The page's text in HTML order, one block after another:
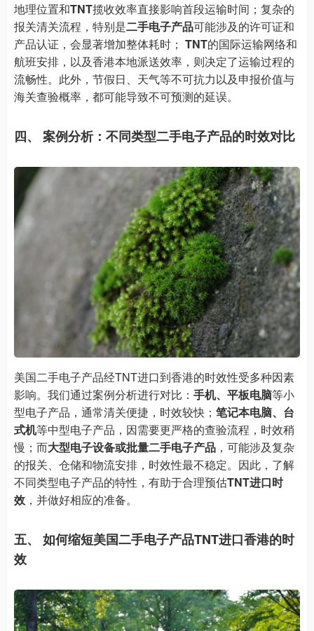
地理位置和TNT揽收效率直接影响首段运输时间；复杂的
报关清关流程，特别是二手电子产品可能涉及的许可证和
产品认证，会显著增加整体耗时； TNT的国际运输网络和
航班安排，以及香港本地派送效率，则决定了运输过程的
流畅性。此外，节假日、天气等不可抗力以及申报价值与
海关查验概率，都可能导致不可预测的延误。
四、 案例分析：不同类型二手电子产品的时效对比
美国二手电子产品经TNT进口到香港的时效性受多种因素
影响。我们通过案例分析进行对比： 手机、平板电脑等小
型电子产品，通常清关便捷，时效较快； 笔记本电脑、台
式机等中型电子产品，因需要更严格的查验流程，时效稍
慢；而大型电子设备或批量二手电子产品 ，可能涉及复杂
的报关、仓储和物流安排，时效性最不稳定。因此，了解
不同类型电子产品的特性，有助于合理预估TNT进口时
效 ，并做好相应的准备。
五、 如何缩短美国二手电子产品TNT进口香港的时
效